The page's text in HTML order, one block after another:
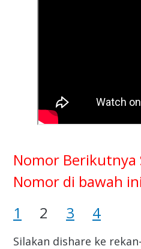
Nomor Berikutnya
Nomor di bawah
1
2 3 4
Silakan dishare ke